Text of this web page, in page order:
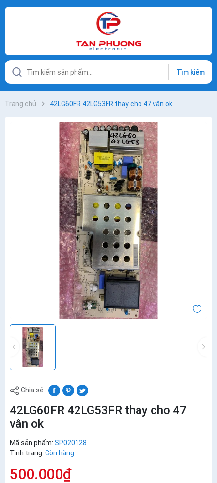
Tìm kiếm
Trang chủ 42LG60FR 42LG53FR thay cho 47 vân ok
Chia sẻ
42LG60FR 42LG53FR thay cho 47
vân ok
Mã sản phẩm: SP020128
Tình trạng: Còn hàng
500.000₫